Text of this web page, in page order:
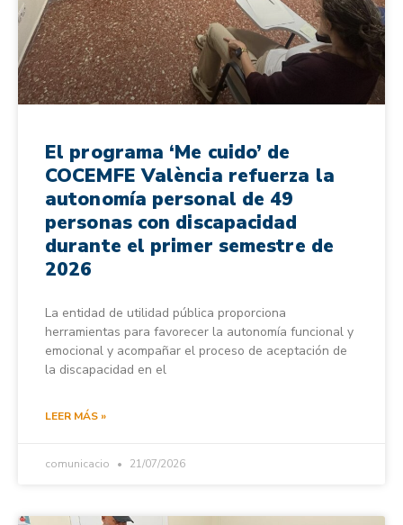
El programa ‘Me cuido’ de
COCEMFE València refuerza la
autonomía personal de 49
personas con discapacidad
durante el primer semestre de
2026
La entidad de utilidad pública proporciona
herramientas para favorecer la autonomía funcional y
emocional y acompañar el proceso de aceptación de
la discapacidad en el
LEER MÁS »
comunicacio 21/07/2026